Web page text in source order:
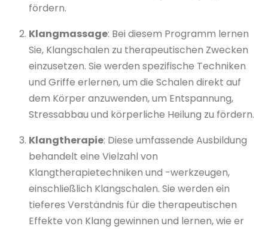
fördern.
Klangmassage: Bei diesem Programm lernen
Sie, Klangschalen zu therapeutischen Zwecken
einzusetzen. Sie werden spezifische Techniken
und Griffe erlernen, um die Schalen direkt auf
dem Körper anzuwenden, um Entspannung,
Stressabbau und körperliche Heilung zu fördern.
Klangtherapie: Diese umfassende Ausbildung
behandelt eine Vielzahl von
Klangtherapietechniken und -werkzeugen,
einschließlich Klangschalen. Sie werden ein
tieferes Verständnis für die therapeutischen
Effekte von Klang gewinnen und lernen, wie er